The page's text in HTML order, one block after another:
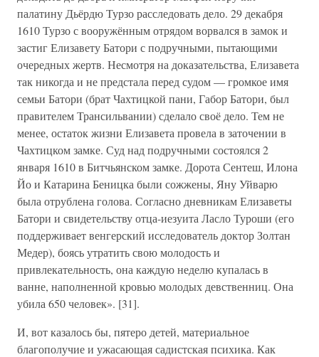
палатину Дьёрдю Турзо расследовать дело. 29 декабря
1610 Турзо с вооружённым отрядом ворвался в замок и
застиг Елизавету Батори с подручными, пытающими
очередных жертв. Несмотря на доказательства, Елизавета
так никогда и не предстала перед судом — громкое имя
семьи Батори (брат Чахтицкой пани, Габор Батори, был
правителем Трансильвании) сделало своё дело. Тем не
менее, остаток жизни Елизавета провела в заточении в
Чахтицком замке. Суд над подручными состоялся 2
января 1610 в Битчьянском замке. Дорота Сентеш, Илона
Йо и Катарина Беницка были сожжены, Яну Уйварю
была отрублена голова. Согласно дневникам Елизаветы
Батори и свидетельству отца-иезуита Ласло Туроши (его
поддерживает венгерский исследователь доктор Золтан
Медер), боясь утратить свою молодость и
привлекательность, она каждую неделю купалась в
ванне, наполненной кровью молодых девственниц. Она
убила 650 человек». [31].
И, вот казалось бы, пятеро детей, материальное
благополучие и ужасающая садистская психика. Как